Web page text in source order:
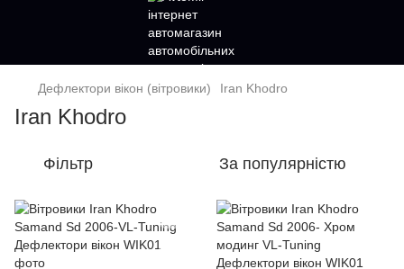
Дефлектори вікон (вітровики) Iran Khodro
Iran Khodro
Фільтр За популярністю